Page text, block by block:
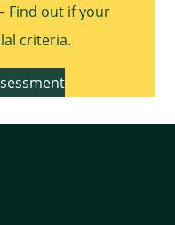
Find out if your
criteria.